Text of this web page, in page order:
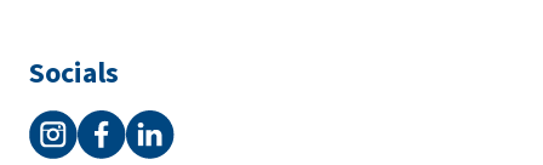
Socials